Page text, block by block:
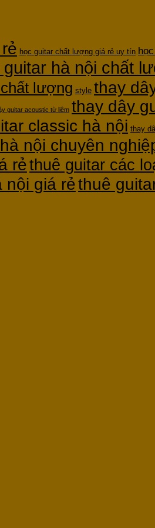
học guitar chất lượng giá rẻ uy tín
guitar hà nội chất
lượng style thay
guitar acoustic từ liêm thay dây
classic hà nội thay
nội chuyên
rẻthuê guitar các
nội giá rẻthuê